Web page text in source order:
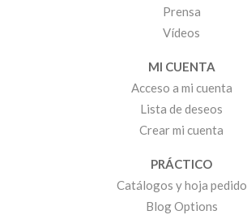
Prensa
Vídeos
MI CUENTA
Acceso a mi cuenta
Lista de deseos
Crear mi cuenta
PRÁCTICO
Catálogos y hoja pedido
Blog Options